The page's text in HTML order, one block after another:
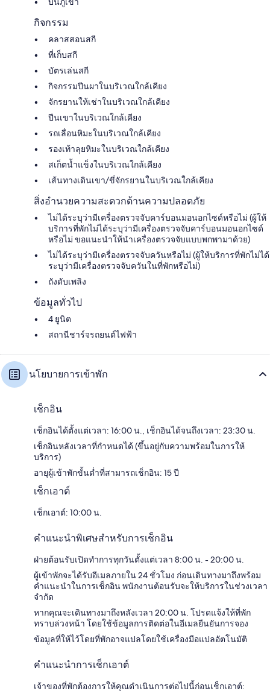
กิจกรรม
คลาสสอนสกี
ที่เก็บสกี
บัตรเล่นสกี
กิจกรรมปีนผาในบริเวณใกล้เคียง
จักรยานให้เช่าในบริเวณใกล้เคียง
ปีนเขาในบริเวณใกล้เคียง
รถเลื่อนหิมะในบริเวณใกล้เคียง
รองเท้าลุยหิมะในบริเวณใกล้เคียง
สเก็ตน้ำแข็งในบริเวณใกล้เคียง
เส้นทางเดินเขา/ขี่จักรยานในบริเวณใกล้เคียง
สิ่งอำนวยความสะดวกด้านความปลอดภัย
ไม่ได้ระบุว่ามีเครื่องตรวจจับคาร์บอนมอนอกไซด์หรือไม่ (ผู้ให้
บริการที่พักไม่ได้ระบุว่ามีเครื่องตรวจจับคาร์บอนมอนอกไซด์
หรือไม่ ขอแนะนำให้นำเครื่องตรวจจับแบบพกพามาด้วย)
ไม่ได้ระบุว่ามีเครื่องตรวจจับควันหรือไม่ (ผู้ให้บริการที่พักไม่ได้
ระบุว่ามีเครื่องตรวจจับควันในที่พักหรือไม่)
ถังดับเพลิง
ข้อมูลทั่วไป
4 ยูนิต
สถานีชาร์จรถยนต์ไฟฟ้า
นโยบายการเข้าพัก
เช็กอิน
เช็กอินได้ตั้งแต่เวลา: 16:00 น., เช็กอินได้จนถึงเวลา: 23:30 น.
เช็กอินหลังเวลาที่กำหนดได้ (ขึ้นอยู่กับความพร้อมในการให้
บริการ)
อายุผู้เข้าพักขั้นต่ำที่สามารถเช็กอิน: 15 ปี
เช็กเอาต์
เช็กเอาต์: 10:00 น.
คำแนะนำพิเศษสำหรับการเช็กอิน
ฝ่ายต้อนรับเปิดทำการทุกวันตั้งแต่เวลา 8:00 น. - 20:00 น.
ผู้เข้าพักจะได้รับอีเมลภายใน 24 ชั่วโมง ก่อนเดินทางมาถึงพร้อม
คำแนะนำในการเช็กอิน พนักงานต้อนรับจะให้บริการในช่วงเวลา
จำกัด
หากคุณจะเดินทางมาถึงหลังเวลา 20:00 น. โปรดแจ้งให้ที่พัก
ทราบล่วงหน้า โดยใช้ข้อมูลการติดต่อในอีเมลยืนยันการจอง
ข้อมูลที่ให้ไว้โดยที่พักอาจแปลโดยใช้เครื่องมือแปลอัตโนมัติ
คำแนะนำการเช็กเอาต์
เจ้าของที่พักต้องการให้คุณดำเนินการต่อไปนี้ก่อนเช็กเอาต์: